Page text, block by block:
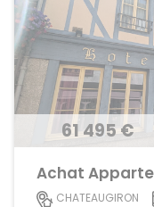
61 495 €
CHATEAUGIRON